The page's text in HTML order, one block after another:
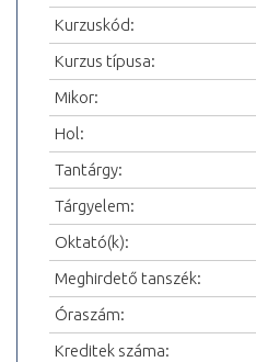
Kurzuskód:
Kurzus típusa:
Mikor:
Hol:
Tantárgy:
Tárgyelem:
Oktató(k):
Meghirdető tanszék:
Óraszám:
Kreditek száma: